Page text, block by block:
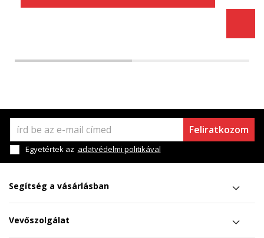
Feliratkozom
Egyetértek az adatvédelmi politikával
Segítség a vásárlásban
Vevőszolgálat